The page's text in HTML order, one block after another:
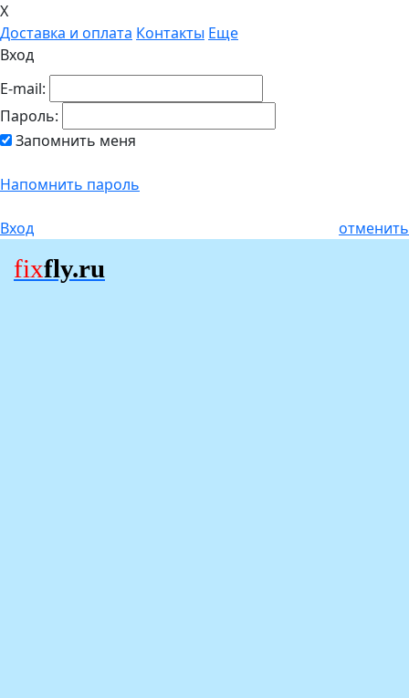
X
Доставка и оплата Контакты Еще
Вход
E-mail:
Пароль:
Запомнить меня
Напомнить пароль
Вход отменить
fixfly.ru